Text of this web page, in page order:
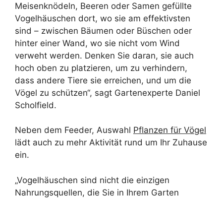
Meisenknödeln, Beeren oder Samen gefüllte
Vogelhäuschen dort, wo sie am effektivsten
sind – zwischen Bäumen oder Büschen oder
hinter einer Wand, wo sie nicht vom Wind
verweht werden. Denken Sie daran, sie auch
hoch oben zu platzieren, um zu verhindern,
dass andere Tiere sie erreichen, und um die
Vögel zu schützen“, sagt Gartenexperte Daniel
Scholfield.
Neben dem Feeder, Auswahl Pflanzen für Vögel
lädt auch zu mehr Aktivität rund um Ihr Zuhause
ein.
„Vogelhäuschen sind nicht die einzigen
Nahrungsquellen, die Sie in Ihrem Garten